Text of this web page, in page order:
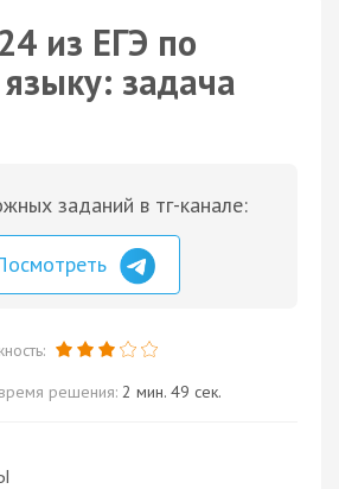
из ЕГЭ по
задача
заданий в тг-канале:
решения: 2 мин. 49 сек.